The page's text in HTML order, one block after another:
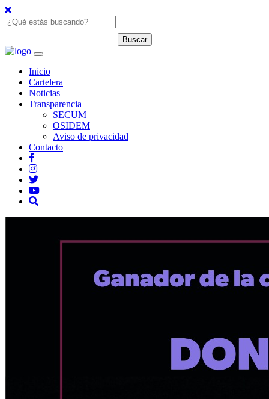
Inicio
Cartelera
Noticias
Transparencia
SECUM
OSIDEM
Aviso de privacidad
Contacto